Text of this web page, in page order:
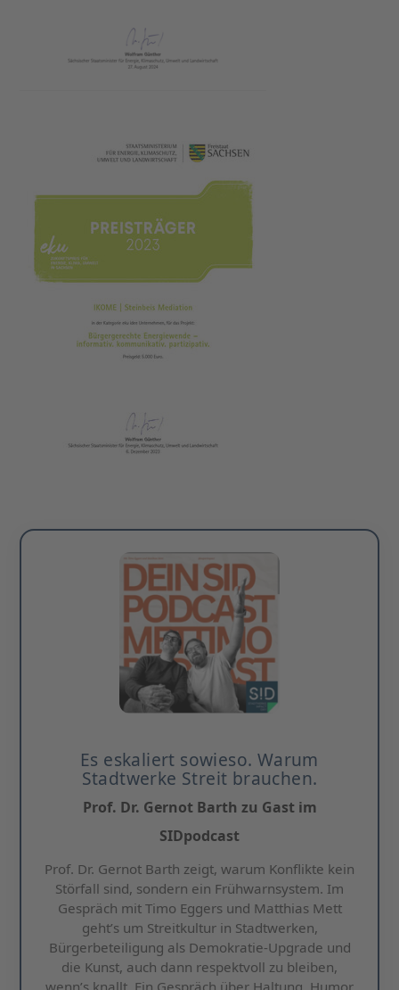
Es eskaliert sowieso. Warum
Stadtwerke Streit brauchen.
Prof. Dr. Gernot Barth zu Gast im
SIDpodcast
Prof. Dr. Gernot Barth zeigt, warum Konflikte kein
Störfall sind, sondern ein Frühwarnsystem. Im
Gespräch mit Timo Eggers und Matthias Mett
geht’s um Streitkultur in Stadtwerken,
Bürgerbeteiligung als Demokratie-Upgrade und
die Kunst, auch dann respektvoll zu bleiben,
wenn’s knallt. Ein Gespräch über Haltung, Humor